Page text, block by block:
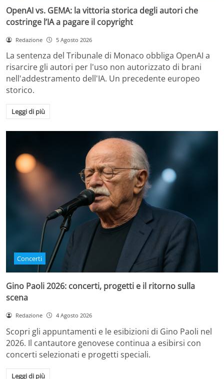
OpenAI vs. GEMA: la vittoria storica degli autori che
costringe l’IA a pagare il copyright
Redazione 5 Agosto 2026
La sentenza del Tribunale di Monaco obbliga OpenAI a
risarcire gli autori per l'uso non autorizzato di brani
nell'addestramento dell'IA. Un precedente europeo
storico.
Leggi di più
Concerti
Gino Paoli 2026: concerti, progetti e il ritorno sulla
scena
Redazione 4 Agosto 2026
Scopri gli appuntamenti e le esibizioni di Gino Paoli nel
2026. Il cantautore genovese continua a esibirsi con
concerti selezionati e progetti speciali.
Leggi di più